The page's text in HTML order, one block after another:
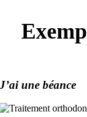
J’ai une béance